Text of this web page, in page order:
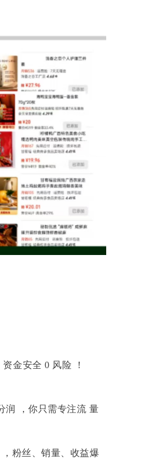
金安全 0 风险 ！
润 ，你只需专注流 量
粉丝、销量、收益爆